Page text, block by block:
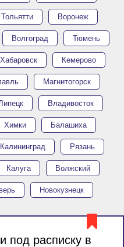
Тольятти Воронеж
Волгоград Тюмень
Хабаровск Кемерово
Магнитогорск
Владивосток
Химки Балашиха
Калининград Рязань
Калуга Волжский
Новокузнецк
под расписку в